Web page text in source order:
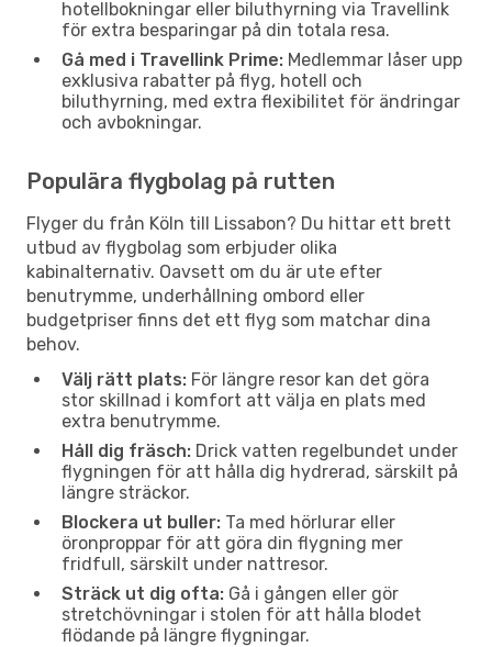
hotellbokningar eller biluthyrning via Travellink
för extra besparingar på din totala resa.
Gå med i Travellink Prime: Medlemmar låser upp
exklusiva rabatter på flyg, hotell och
biluthyrning, med extra flexibilitet för ändringar
och avbokningar.
Populära flygbolag på rutten
Flyger du från Köln till Lissabon? Du hittar ett brett
utbud av flygbolag som erbjuder olika
kabinalternativ. Oavsett om du är ute efter
benutrymme, underhållning ombord eller
budgetpriser finns det ett flyg som matchar dina
behov.
Välj rätt plats: För längre resor kan det göra
stor skillnad i komfort att välja en plats med
extra benutrymme.
Håll dig fräsch: Drick vatten regelbundet under
flygningen för att hålla dig hydrerad, särskilt på
längre sträckor.
Blockera ut buller: Ta med hörlurar eller
öronproppar för att göra din flygning mer
fridfull, särskilt under nattresor.
Sträck ut dig ofta: Gå i gången eller gör
stretchövningar i stolen för att hålla blodet
flödande på längre flygningar.